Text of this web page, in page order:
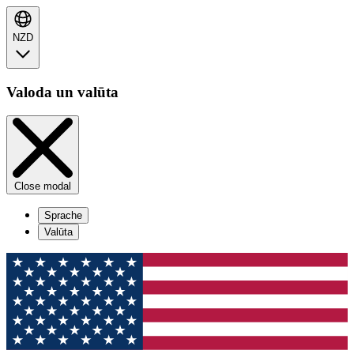
NZD
Valoda un valūta
Close modal
Sprache
Valūta